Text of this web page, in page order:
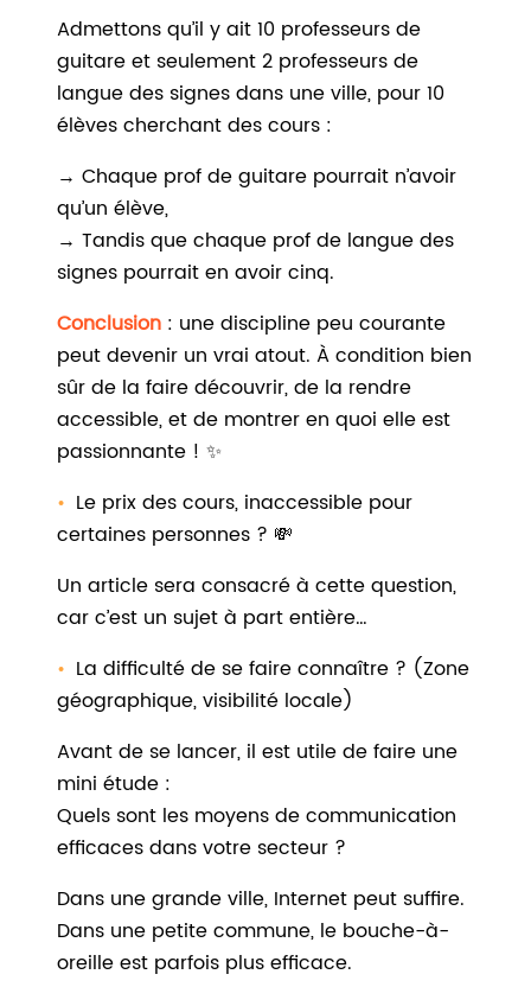
Admettons qu’il y ait 10 professeurs de
guitare et seulement 2 professeurs de
langue des signes dans une ville, pour 10
élèves cherchant des cours :
→ Chaque prof de guitare pourrait n’avoir
qu’un élève,
→ Tandis que chaque prof de langue des
signes pourrait en avoir cinq.
Conclusion : une discipline peu courante
peut devenir un vrai atout. À condition bien
sûr de la faire découvrir, de la rendre
accessible, et de montrer en quoi elle est
passionnante ! ✨
Le prix des cours, inaccessible pour
certaines personnes ? 💸
Un article sera consacré à cette question,
car c’est un sujet à part entière…
La difficulté de se faire connaître ? (Zone
géographique, visibilité locale)
Avant de se lancer, il est utile de faire une
mini étude :
Quels sont les moyens de communication
efficaces dans votre secteur ?
Dans une grande ville, Internet peut suffire.
Dans une petite commune, le bouche-à-
oreille est parfois plus efficace.